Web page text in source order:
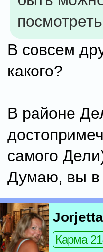
В совсем
какого?
В районе
самого
Думаю, вы в
Jorjetta
Карма